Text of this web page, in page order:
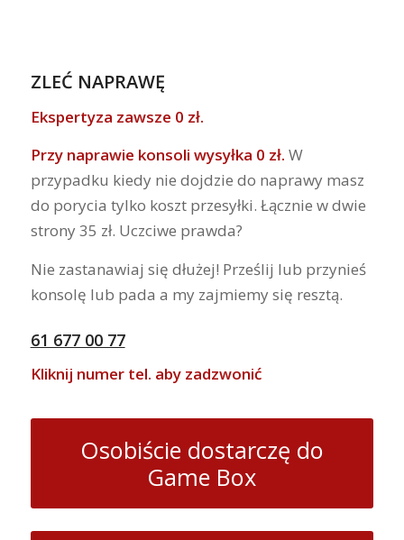
ZLEĆ NAPRAWĘ
Ekspertyza zawsze 0 zł.
Przy naprawie konsoli wysyłka 0 zł. W
przypadku kiedy nie dojdzie do naprawy masz
do porycia tylko koszt przesyłki. Łącznie w dwie
strony 35 zł. Uczciwe prawda?
Nie zastanawiaj się dłużej! Prześlij lub przynieś
konsolę lub pada a my zajmiemy się resztą.
61 677 00 77
Kliknij numer tel. aby zadzwonić
Osobiście dostarczę do
Game Box